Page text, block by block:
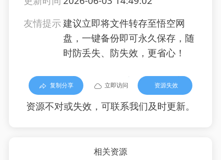
友情提示建议立即将文件转存至悟空网
盘，一键备份即可永久保存，随
时防丢失、防失效，更省心！
复制分享 立即访问 资源失效
资源不对或失效，可联系我们及时更新。
相关资源